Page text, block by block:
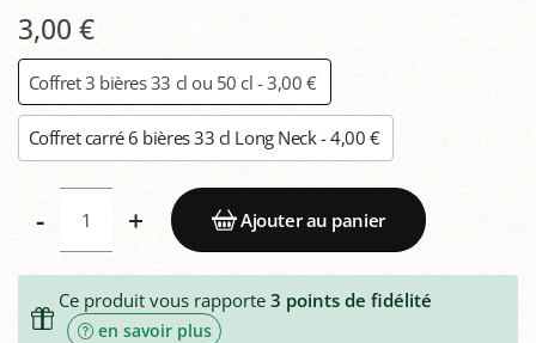
3,00 €
Coffret 3 bières 33 cl ou 50 cl - 3,00 €
Coffret carré 6 bières 33 cl Long Neck - 4,00 €
- + Ajouter au panier
Ce produit vous rapporte 3 points de fidélité
en savoir plus